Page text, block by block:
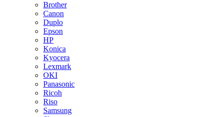
Brother
Canon
Duplo
Epson
HP
Konica
Kyocera
Lexmark
OKI
Panasonic
Ricoh
Riso
Samsung